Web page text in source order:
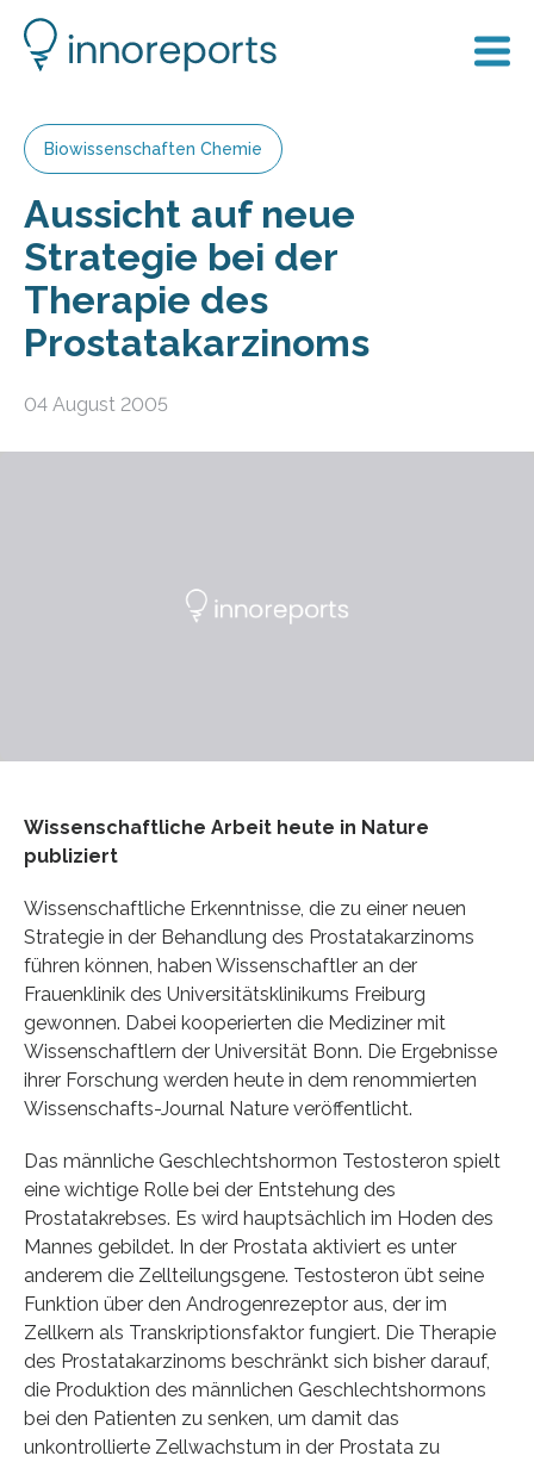
Biowissenschaften Chemie
Aussicht auf neue
Strategie bei der
Therapie des
Prostatakarzinoms
04 August 2005
Wissenschaftliche Arbeit heute in Nature
publiziert
Wissenschaftliche Erkenntnisse, die zu einer neuen
Strategie in der Behandlung des Prostatakarzinoms
führen können, haben Wissenschaftler an der
Frauenklinik des Universitätsklinikums Freiburg
gewonnen. Dabei kooperierten die Mediziner mit
Wissenschaftlern der Universität Bonn. Die Ergebnisse
ihrer Forschung werden heute in dem renommierten
Wissenschafts-Journal Nature veröffentlicht.
Das männliche Geschlechtshormon Testosteron spielt
eine wichtige Rolle bei der Entstehung des
Prostatakrebses. Es wird hauptsächlich im Hoden des
Mannes gebildet. In der Prostata aktiviert es unter
anderem die Zellteilungsgene. Testosteron übt seine
Funktion über den Androgenrezeptor aus, der im
Zellkern als Transkriptionsfaktor fungiert. Die Therapie
des Prostatakarzinoms beschränkt sich bisher darauf,
die Produktion des männlichen Geschlechtshormons
bei den Patienten zu senken, um damit das
unkontrollierte Zellwachstum in der Prostata zu